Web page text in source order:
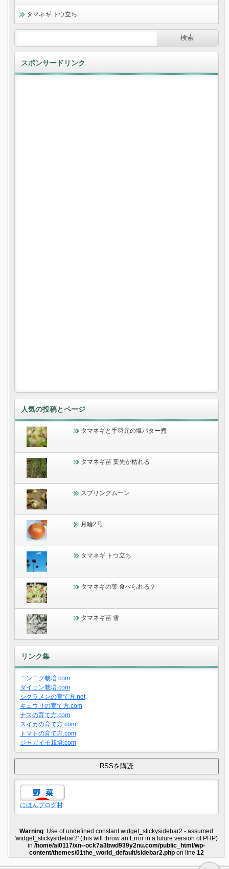
タマネギ トウ立ち
スポンサードリンク
人気の投稿とページ
タマネギと手羽元の塩バター煮
タマネギ苗 葉先が枯れる
スプリングムーン
月輪2号
タマネギ トウ立ち
タマネギの葉 食べられる？
タマネギ苗 雪
リンク集
ニンニク栽培.com
ダイコン栽培.com
シクラメンの育て方.net
キュウリの育て方.com
ナスの育て方.com
スイカの育て方.com
トマトの育て方.com
ジャガイモ栽培.com
にほんブログ村
Warning: Use of undefined constant widget_stickysidebar2 - assumed
'widget_stickysidebar2' (this will throw an Error in a future version of PHP)
in/home/ai0117/xn--ock7a3bwd939y2nu.com/public_html/wp-
content/themes/01the_world_default/sidebar2.phpon line 12